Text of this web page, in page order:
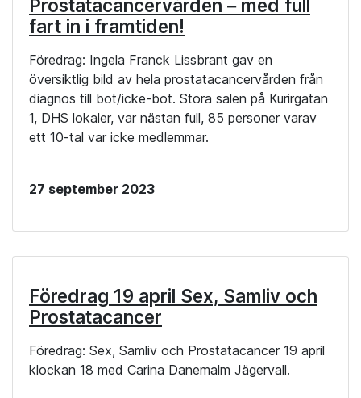
Prostatacancervården – med full
fart in i framtiden!
Föredrag: Ingela Franck Lissbrant gav en
översiktlig bild av hela prostatacancervården från
diagnos till bot/icke-bot. Stora salen på Kurirgatan
1, DHS lokaler, var nästan full, 85 personer varav
ett 10-tal var icke medlemmar.
27 september 2023
Föredrag 19 april Sex, Samliv och
Prostatacancer
Föredrag: Sex, Samliv och Prostatacancer 19 april
klockan 18 med Carina Danemalm Jägervall.